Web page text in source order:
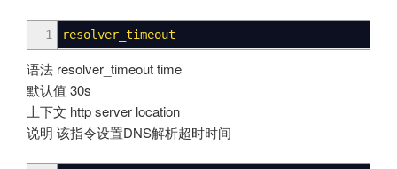
1 resolver_timeout
语法 resolver_timeout time
默认值 30s
上下文 http server location
说明 该指令设置DNS解析超时时间